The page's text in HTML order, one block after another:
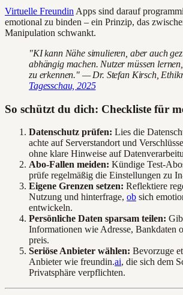
Virtuelle Freundin Apps sind darauf
emotional zu binden – ein Prinzip, das
Manipulation schwankt.
"KI kann Nähe simulieren, aber auch
abhängig machen. Nutzer müssen
zu erkennen." — Dr. Stefan Kirsch,
Tagesschau, 2025
So schützt du dich: Checkliste für
Datenschutz prüfen: Lies die
achte auf Serverstandort und
ohne klare Hinweise auf
Abo-Fallen meiden: Kündige Test-
prüfe regelmäßig die Einstellungen zu
Eigene Grenzen setzen: Reflektiere
Nutzung und hinterfrage, ob sich
entwickeln.
Persönliche Daten sparsam teilen:
Informationen wie Adresse, Bankdaten
preis.
Seriöse Anbieter wählen: Bevorzuge
Anbieter wie freundin.ai, die sich dem
Privatsphäre verpflichten.